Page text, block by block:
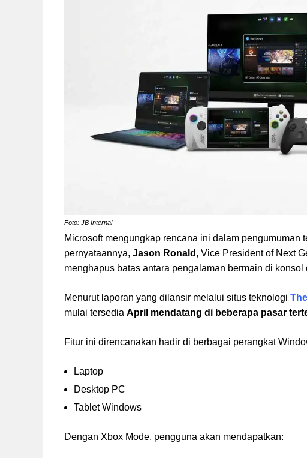
Foto: JB Internal
Microsoft mengungkap rencana ini dalam
pernyataannya, Jason Ronald , Vice President of Next
menghapus batas antara pengalaman bermain di konsol
Menurut laporan yang dilansir melalui situs teknologi
mulai tersedia April mendatang di beberapa pasar
Fitur ini direncanakan hadir di berbagai perangkat
Laptop
Desktop PC
Tablet Windows
Dengan Xbox Mode, pengguna akan mendapatkan: